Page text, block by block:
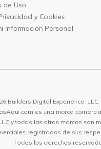
de Uso
y Cookies
Informacion Personal
Builders Digital Experience,
asAqui.com es una marca
y todas las otras marcas son
registradas de sus
Todos los derechos